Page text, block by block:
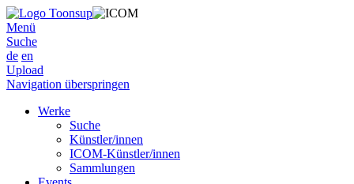
Menü
Suche
de en
Upload
Navigation überspringen
Werke
Suche
Künstler/innen
ICOM-Künstler/innen
Sammlungen